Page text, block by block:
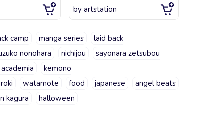
by artstation
camp manga series
laid back
nonohara nichijou
sayonara zetsubou
kemono
watamote food japanese
angel beats
kagura halloween